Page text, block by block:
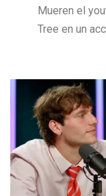
Mueren el
Tree en un